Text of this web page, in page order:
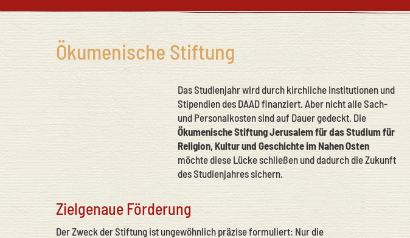
Ökumenische Stiftung
Das Studienjahr wird durch kirchliche Institutionen und
Stipendien des DAAD finanziert. Aber nicht alle Sach-
und Personalkosten sind auf Dauer gedeckt. Die
Ökumenische Stiftung Jerusalem für das Studium für
Religion, Kultur und Geschichte im Nahen Osten
möchte diese Lücke schließen und dadurch die Zukunft
des Studienjahres sichern.
Zielgenaue Förderung
Der Zweck der Stiftung ist ungewöhnlich präzise formuliert: Nur die